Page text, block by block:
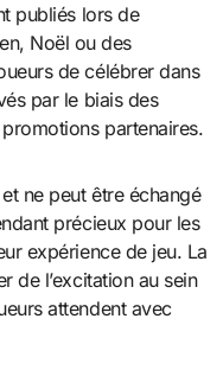
publiés lors de
Noël ou des
de célébrer dans
par le biais des
partenaires.
ne peut être échangé
précieux pour les
expérience de jeu. La
de l’excitation au sein
attendent avec